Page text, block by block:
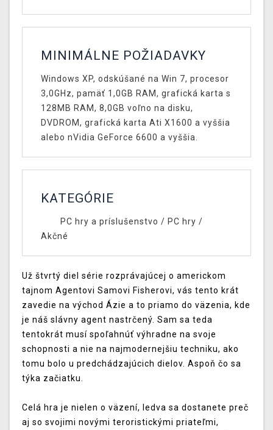
MINIMÁLNE POŽIADAVKY
Windows XP, odskúšané na Win 7, procesor
3,0GHz, pamäť 1,0GB RAM, grafická karta s
128MB RAM, 8,0GB voľno na disku,
DVDROM, grafická karta Ati X1600 a vyššia
alebo nVidia GeForce 6600 a vyššia.
KATEGÓRIE
PC hry a príslušenstvo / PC hry /
Akčné
Už štvrtý diel série rozprávajúcej o americkom
tajnom Agentovi Samovi Fisherovi, vás tento krát
zavedie na východ Ázie a to priamo do väzenia, kde
je náš slávny agent nastrčený. Sam sa teda
tentokrát musí spoľahnúť výhradne na svoje
schopnosti a nie na najmodernejšiu techniku, ako
tomu bolo u predchádzajúcich dielov. Aspoň čo sa
týka začiatku.
Celá hra je nielen o väzení, ledva sa dostanete preč
aj so svojimi novými teroristickými priateľmi,